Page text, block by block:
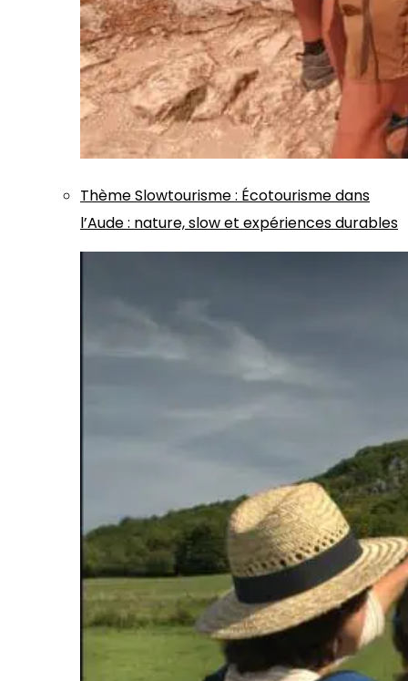
ThèmeSlowtourisme: Écotourisme dans
l’Aude : nature, slow et expériences durables